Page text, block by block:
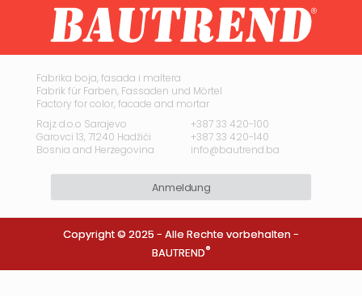
Fabrika boja, fasada i maltera
Fabrik für Farben, Fassaden und Mörtel
Factory for color, facade and mortar
Rajz d.o.o Sarajevo
Garovci 13, 71240 Hadžići
Bosnia and Herzegovina
+387 33 420-100
+387 33 420-140
info@bautrend.ba
Anmeldung
Copyright © 2025 - Alle Rechte vorbehalten -
BAUTREND®